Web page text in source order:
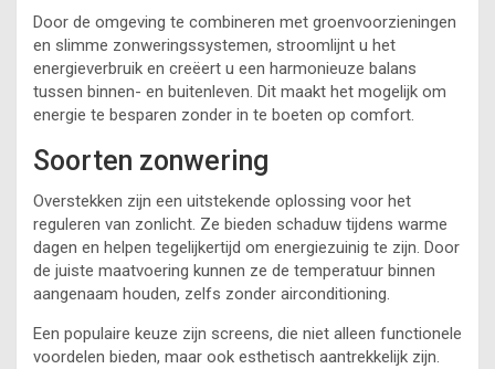
Door de omgeving te combineren met groenvoorzieningen
en slimme zonweringssystemen, stroomlijnt u het
energieverbruik en creëert u een harmonieuze balans
tussen binnen- en buitenleven. Dit maakt het mogelijk om
energie te besparen zonder in te boeten op comfort.
Soorten zonwering
Overstekken zijn een uitstekende oplossing voor het
reguleren van zonlicht. Ze bieden schaduw tijdens warme
dagen en helpen tegelijkertijd om energiezuinig te zijn. Door
de juiste maatvoering kunnen ze de temperatuur binnen
aangenaam houden, zelfs zonder airconditioning.
Een populaire keuze zijn screens, die niet alleen functionele
voordelen bieden, maar ook esthetisch aantrekkelijk zijn.